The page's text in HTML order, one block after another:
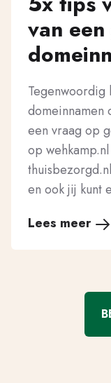
van
Tegenwoordig
domeinnamen
een vraag op
op
en ook jij kunt
Lees meer